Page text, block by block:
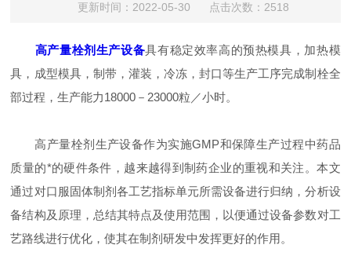
更新时间：2022-05-30 点击次数：2518
高产量栓剂生产设备具有稳定效率高的预热模具，加热模
具，成型模具，制带，灌装，冷冻，封口等生产工序完成制栓全
部过程，生产能力18000－23000粒／小时。
高产量栓剂生产设备作为实施GMP和保障生产过程中药品
质量的*的硬件条件，越来越得到制药企业的重视和关注。本文
通过对口服固体制剂各工艺指标单元所需设备进行归纳，分析设
备结构及原理，总结其特点及使用范围，以便通过设备参数对工
艺路线进行优化，使其在制剂研发中发挥更好的作用。